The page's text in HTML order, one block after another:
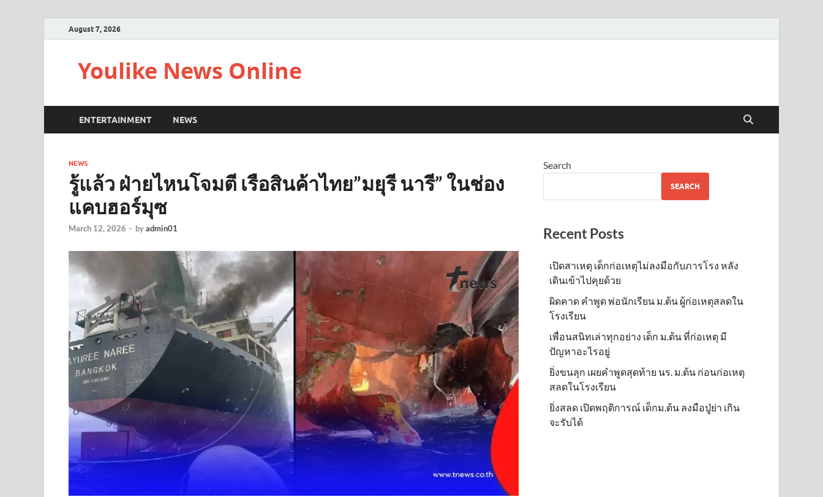
August 7, 2026
Youlike News Online
ENTERTAINMENT NEWS
NEWS
รู้แล้ว ฝ่ายไหนโจมตี เรือสินค้าไทย”มยุรี นารี” ในช่อง
แคบฮอร์มุซ
March 12, 2026 - byadmin01
Search
SEARCH
Recent Posts
เปิดสาเหตุ เด็กก่อเหตุไม่ลงมือกับภารโรง หลัง
เดินเข้าไปคุยด้วย
ผิดคาด คำพูด พ่อนักเรียน ม.ต้น ผู้ก่อเหตุสลดใน
โรงเรียน
เพื่อนสนิทเล่าทุกอย่าง เด็ก ม.ต้น ที่ก่อเหตุ มี
ปัญหาอะไรอยู่
ยิ่งขนลุก เผยคำพูดสุดท้าย นร. ม.ต้น ก่อนก่อเหตุ
สลดในโรงเรียน
ยิ่งสลด เปิดพฤติการณ์ เด็กม.ต้น ลงมือปู่ย่า เกิน
จะรับได้